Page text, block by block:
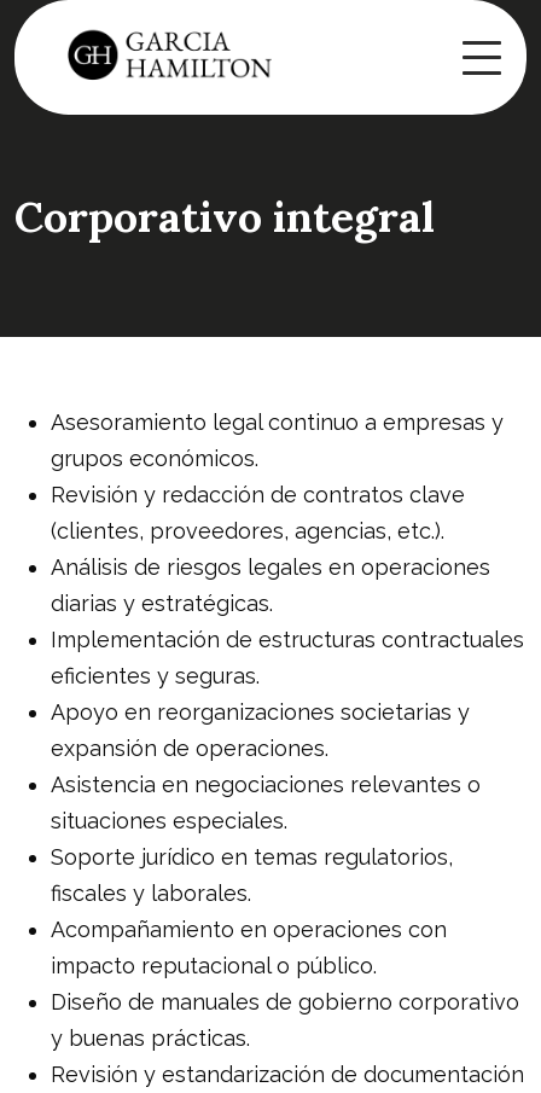
Corporativo integral
Asesoramiento legal continuo a empresas y
grupos económicos.
Revisión y redacción de contratos clave
(clientes, proveedores, agencias, etc.).
Análisis de riesgos legales en operaciones
diarias y estratégicas.
Implementación de estructuras contractuales
eficientes y seguras.
Apoyo en reorganizaciones societarias y
expansión de operaciones.
Asistencia en negociaciones relevantes o
situaciones especiales.
Soporte jurídico en temas regulatorios,
fiscales y laborales.
Acompañamiento en operaciones con
impacto reputacional o público.
Diseño de manuales de gobierno corporativo
y buenas prácticas.
Revisión y estandarización de documentación